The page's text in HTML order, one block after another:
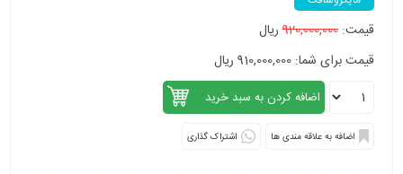
قیمت:920,000,000ریال
قیمت برای شما: 910,000,000 ریال
اشتراک گذاری